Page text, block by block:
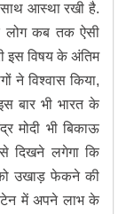
साथ आस्था रखी है.
लोग कब तक ऐसी
इस विषय के अंतिम
ने विश्वास किया,
बार भी भारत के
मोदी भी बिकाऊ
दिखने लगेगा कि
को उखाड़ फेकने की
में अपने लाभ के